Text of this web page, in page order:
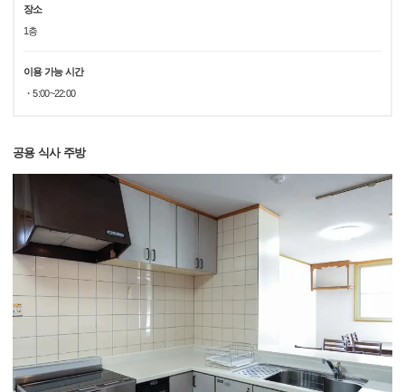
장소
1층
이용 가능 시간
・5:00~22:00
공용 식사 주방